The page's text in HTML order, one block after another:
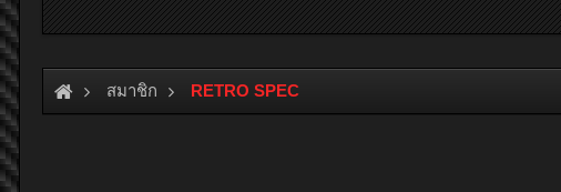
สมาชิก RETRO SPEC